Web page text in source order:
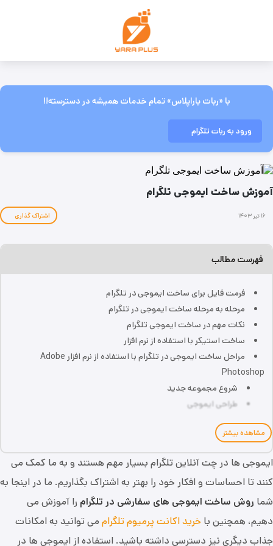
با «ربات یاراپلاس» تمام خدمات همیشه در دسترسته!!
ورود به ربات تلگرام
آموزش ساخت ایموجی تلگرام
۱۶ تیر ۱۴۰۳ اشتراک گذاری
فهرست مطالب
فرمت فایل برای ساخت ایموجی در تلگرام
مرحله به مرحله ساخت ایموجی در تلگرام
نکات مهم در ساخت ایموجی تلگرام
ساخت استیکر با استفاده از نرم ‌افزار
مراحل ساخت ایموجی در تلگرام با استفاده از نرم افزار Adobe
Photoshop
شروع مجموعه جدید
طراحی ایموجی
مشاهده بیشتر
ایموجی ‌ها در چت آنلاین تلگرام بسیار مهم هستند و به ما کمک می‌
کنند تا احساسات و افکار خود را بهتر به اشتراک بگذاریم. ما در اینجا به
شما روش ساخت ایموجی‌ های سفارشی در تلگرام را آموزش می
‌دهیم، همچنین با خرید اکانت پرمیوم تلگرام می ‌توانید به امکانات
جذاب دیگری نیز دسترسی داشته باشید. استفاده از ایموجی‌ ها در